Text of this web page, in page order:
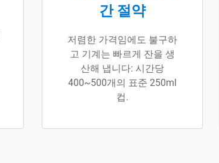
간 절약
저렴한 가격임에도 불구하
고 기계는 빠르게 잔을 생
산해 냅니다: 시간당
400~500개의 표준 250ml
컵.